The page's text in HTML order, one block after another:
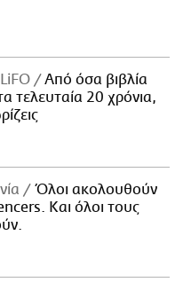
Από όσα βιβλία
τελευταία 20 χρόνια,
Όλοι ακολουθούν
Και όλοι τους